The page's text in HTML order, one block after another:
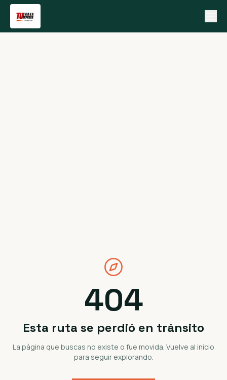
404
Esta ruta se perdió en tránsito
La página que buscas no existe o fue movida. Vuelve al inicio
para seguir explorando.